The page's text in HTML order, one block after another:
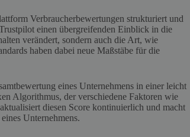
Verbraucherbewertungen strukturiert und
einen übergreifenden Einblick in die
verändert, sondern auch die Art, wie
haben dabei neue Maßstäbe für die
eines Unternehmens in einer leicht
Algorithmus, der verschiedene Faktoren wie
diesen Score kontinuierlich und macht
Unternehmens.